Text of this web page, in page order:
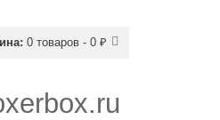
0 товаров - 0 ₽